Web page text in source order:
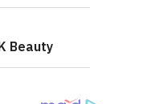
Beauty